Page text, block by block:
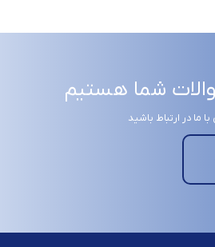
شما هستیم
ما در ارتباط باشید